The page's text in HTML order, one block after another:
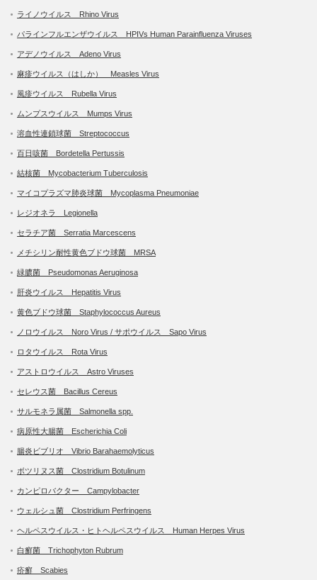
ライノウイルス Rhino Virus
パラインフルエンザウイルス HPIVs Human Parainfluenza Viruses
アデノウイルス Adeno Virus
麻疹ウイルス（はしか） Measles Virus
風疹ウイルス Rubella Virus
ムンプスウイルス Mumps Virus
溶血性連鎖球菌 Streptococcus
百日咳菌 Bordetella Pertussis
結核菌 Mycobacterium Tuberculosis
マイコプラズマ肺炎球菌 Mycoplasma Pneumoniae
レジオネラ Legionella
セラチア菌 Serratia Marcescens
メチシリン耐性黄色ブドウ球菌 MRSA
緑膿菌 Pseudomonas Aeruginosa
肝炎ウイルス Hepatitis Virus
黄色ブドウ球菌 Staphylococcus Aureus
ノロウイルス Noro Virus / サポウイルス Sapo Virus
ロタウイルス Rota Virus
アストロウイルス Astro Viruses
セレウス菌 Bacillus Cereus
サルモネラ属菌 Salmonella spp.
病原性大腸菌 Escherichia Coli
腸炎ビブリオ Vibrio Barahaemolyticus
ボツリヌス菌 Clostridium Botulinum
カンピロバクター Campylobacter
ウェルシュ菌 Clostridium Perfringens
ヘルペスウイルス・ヒトヘルペスウイルス Human Herpes Virus
白癬菌 Trichophyton Rubrum
疥癬 Scabies